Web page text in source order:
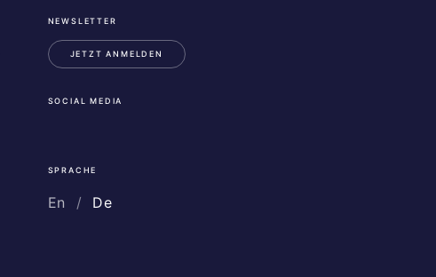
NEWSLETTER
JETZT ANMELDEN
SOCIAL MEDIA
SPRACHE
En De